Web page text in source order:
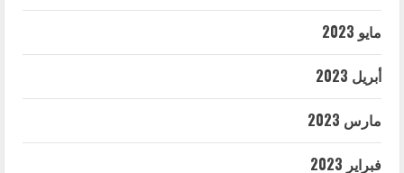
مايو 2023
أبريل 2023
مارس 2023
فبراير 2023